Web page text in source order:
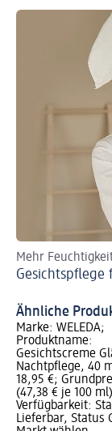
Mehr
Gesichtspflege
Ähnliche
Marke: WELEDA;
Produktname:
Gesichtscreme
Nachtpflege, 40
18,95 €;
(47,38 € je 100
Verfügbarkeit:
Lieferbar, Status